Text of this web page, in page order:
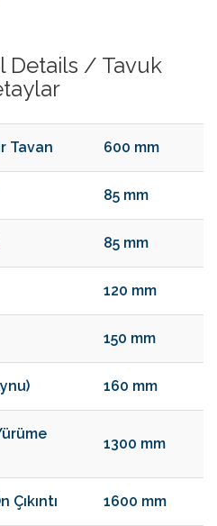
Details / Tavuk
Tavan 600 mm
85 mm
85 mm
120 mm
150 mm
160 mm
1300 mm
1600 mm